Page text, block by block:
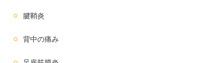
腱鞘炎
背中の痛み